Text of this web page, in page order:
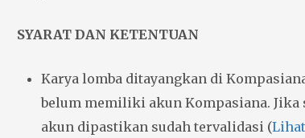
SYARAT DAN KETENTUAN
Karya lomba ditayangkan di
belum memiliki akun Kompasiana.
akun dipastikan sudah tervalidasi (